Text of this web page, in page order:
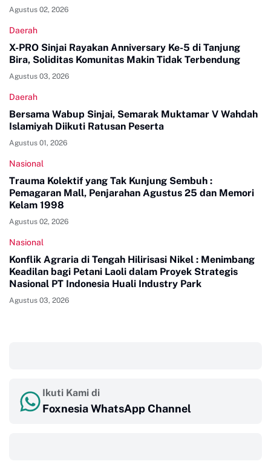
Agustus 02, 2026
Daerah
X-PRO Sinjai Rayakan Anniversary Ke-5 di Tanjung
Bira, Soliditas Komunitas Makin Tidak Terbendung
Agustus 03, 2026
Daerah
Bersama Wabup Sinjai, Semarak Muktamar V Wahdah
Islamiyah Diikuti Ratusan Peserta
Agustus 01, 2026
Nasional
Trauma Kolektif yang Tak Kunjung Sembuh :
Pemagaran Mall, Penjarahan Agustus 25 dan Memori
Kelam 1998
Agustus 02, 2026
Nasional
Konflik Agraria di Tengah Hilirisasi Nikel : Menimbang
Keadilan bagi Petani Laoli dalam Proyek Strategis
Nasional PT Indonesia Huali Industry Park
Agustus 03, 2026
Ikuti Kami di
Foxnesia WhatsApp Channel